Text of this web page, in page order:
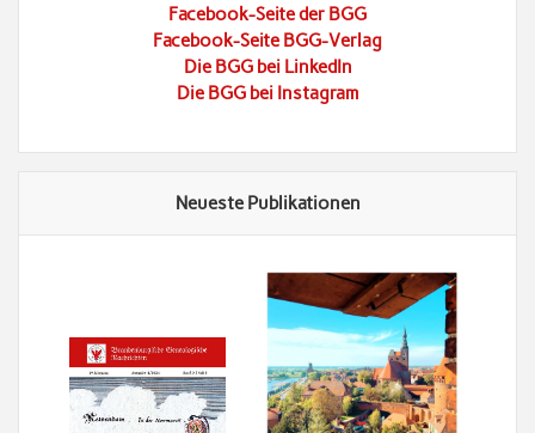
Facebook-Seite der BGG
Facebook-Seite BGG-Verlag
Die BGG bei LinkedIn
Die BGG bei Instagram
Neueste Publikationen